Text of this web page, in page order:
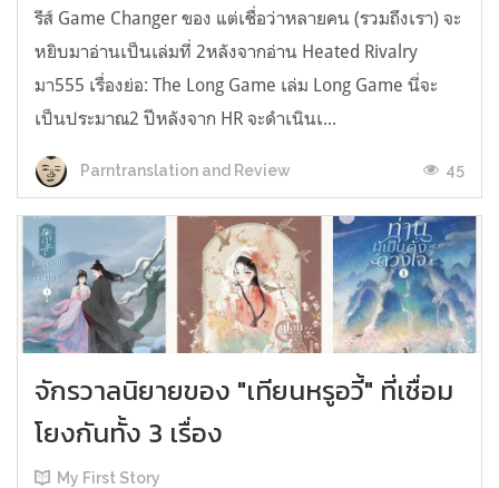
รีส์ Game Changer ของ แต่เชื่อว่าหลายคน (รวมถึงเรา) จะ
หยิบมาอ่านเป็นเล่มที่ 2หลังจากอ่าน Heated Rivalry
มา555 เรื่องย่อ: The Long Game เล่ม Long Game นี่จะ
เป็นประมาณ2 ปีหลังจาก HR จะดำเนินเ...
Parntranslation and Review 45
จักรวาลนิยายของ "เทียนหรูอวี้" ที่เชื่อม
โยงกันทั้ง 3 เรื่อง
My First Story